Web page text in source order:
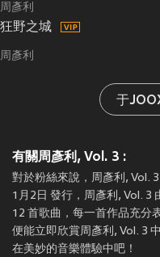
周彥利
狂野之城
周彥利
于
有關周彥利, Vol. 3 :
對於粉絲來說，周彥利, Vol.
1月2日 發行，周彥利, Vol. 3
12 首歌曲，每一首作品充分
便能立即欣賞周彥利, Vol. 3
在美妙的音樂體驗中吧！